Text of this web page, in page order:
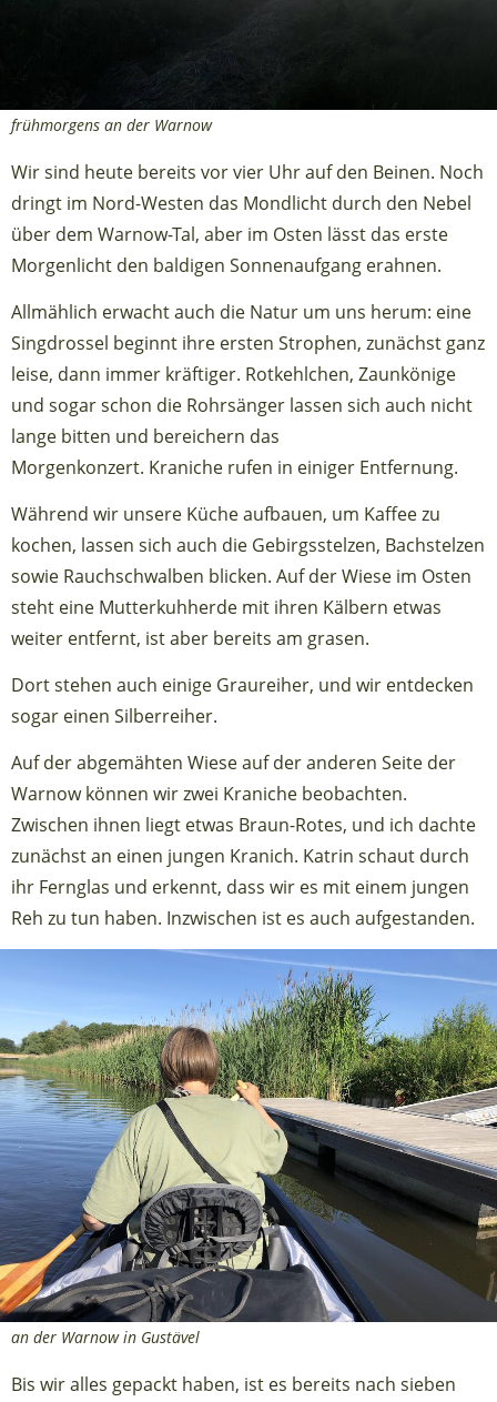
frühmorgens an der Warnow
Wir sind heute bereits vor vier Uhr auf den Beinen. Noch
dringt im Nord-Westen das Mondlicht durch den Nebel
über dem Warnow-Tal, aber im Osten lässt das erste
Morgenlicht den baldigen Sonnenaufgang erahnen.
Allmählich erwacht auch die Natur um uns herum: eine
Singdrossel beginnt ihre ersten Strophen, zunächst ganz
leise, dann immer kräftiger. Rotkehlchen, Zaunkönige
und sogar schon die Rohrsänger lassen sich auch nicht
lange bitten und bereichern das
Morgenkonzert. Kraniche rufen in einiger Entfernung.
Während wir unsere Küche aufbauen, um Kaffee zu
kochen, lassen sich auch die Gebirgsstelzen, Bachstelzen
sowie Rauchschwalben blicken. Auf der Wiese im Osten
steht eine Mutterkuhherde mit ihren Kälbern etwas
weiter entfernt, ist aber bereits am grasen.
Dort stehen auch einige Graureiher, und wir entdecken
sogar einen Silberreiher.
Auf der abgemähten Wiese auf der anderen Seite der
Warnow können wir zwei Kraniche beobachten.
Zwischen ihnen liegt etwas Braun-Rotes, und ich dachte
zunächst an einen jungen Kranich. Katrin schaut durch
ihr Fernglas und erkennt, dass wir es mit einem jungen
Reh zu tun haben. Inzwischen ist es auch aufgestanden.
an der Warnow in Gustävel
Bis wir alles gepackt haben, ist es bereits nach sieben